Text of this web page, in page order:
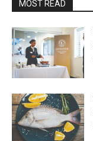
MOST READ